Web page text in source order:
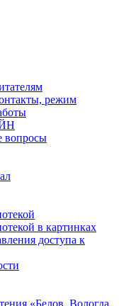
режим
вопросы
в картинках
доступа к
«Белов. Вологда.